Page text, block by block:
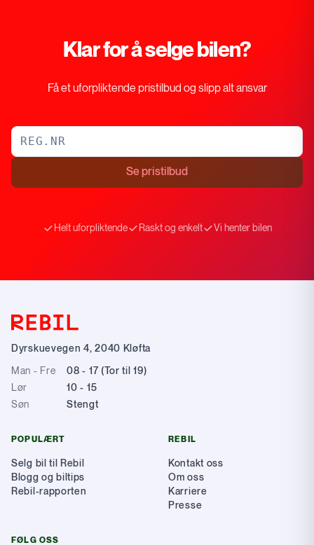
Klar for å selge bilen?
Få et uforpliktende pristilbud og slipp alt ansvar
Se pristilbud
Helt uforpliktende Raskt og enkelt Vi henter bilen
Dyrskuevegen 4,2040 Kløfta
Man - Fre
08 - 17 (Tor til 19)
Lør
10 - 15
Søn
Stengt
POPULÆRT
Selg bil til Rebil
Blogg og biltips
Rebil-rapporten
REBIL
Kontakt oss
Om oss
Karriere
Presse
FØLG OSS